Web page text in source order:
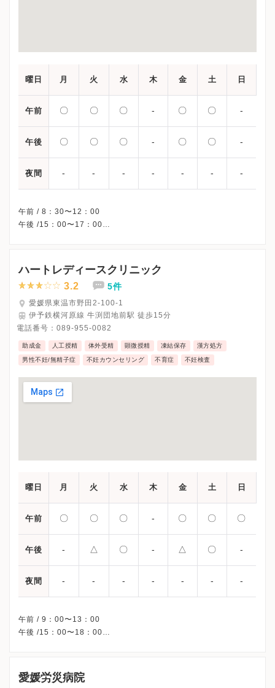
曜日 月 火 水 木 金 土 日
午前 〇 〇 〇 - 〇 〇 -
午後 〇 〇 〇 - 〇 〇 -
夜間 - - - - - - -
午前 / 8：30〜12：00
午後 /15：00〜17：00
※受付時間です。
※午後は予約制です。
※受診前には必ずクリニックHPを確認、または直接お問い合わせ
ハートレディースクリニック
3.2 5件
愛媛県東温市野田2-100-1
伊予鉄横河原線 牛渕団地前駅 徒歩15分
電話番号： 089-955-0082
助成金 人工授精 体外受精 顕微授精 凍結保存 漢方処方
男性不妊/無精子症 不妊カウンセリング 不育症 不妊検査
曜日 月 火 水 木 金 土 日
午前 〇 〇 〇 - 〇 〇 〇
午後 - △ 〇 - △ 〇 -
夜間 - - - - - - -
午前 / 9：00〜13：00
午後 /15：00〜18：00
※受診前には必ずクリニックHPを確認、または直接お問い合わせ
愛媛労災病院